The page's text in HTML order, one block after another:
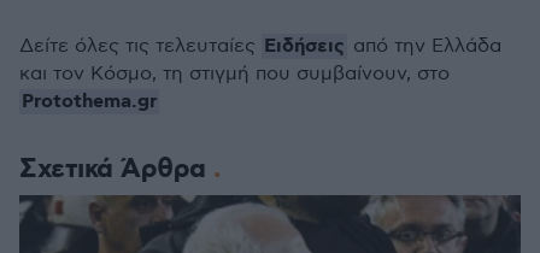
Σχετικά Άρθρα
Δείτε όλες τις τελευταίες Ειδήσεις από την Ελλάδα
και τον Κόσμο, τη στιγμή που συμβαίνουν, στο
Protothema.gr